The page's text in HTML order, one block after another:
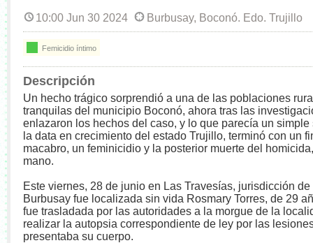
10:00 Jun 30 2024 Burbusay, Boconó. Edo. Trujillo
Femicidio íntimo
Descripción
Un hecho trágico sorprendió a una de las poblaciones
tranquilas del municipio Boconó, ahora tras las
enlazaron los hechos del caso, y lo que parecía un
la data en crecimiento del estado Trujillo, terminó con un
macabro, un feminicidio y la posterior muerte del
mano.
Este viernes, 28 de junio en Las Travesías, jurisdicción
Burbusay fue localizada sin vida Rosmary Torres, de 29
fue trasladada por las autoridades a la morgue de la
realizar la autopsia correspondiente de ley por las
presentaba su cuerpo.